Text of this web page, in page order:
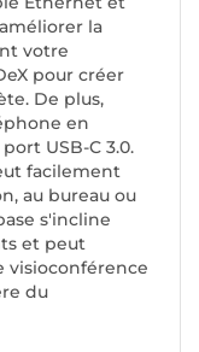
la
votre
pour créer
De plus,
en
USB-C 3.0.
facilement
au bureau ou
s'incline
et peut
visioconférence
du